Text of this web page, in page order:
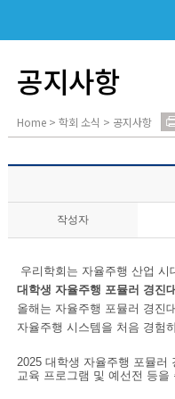
공지사항
Home > 학회 소식 > 공지사항
작성자
우리학회는 자율주행 산업
대학생 자율주행 포뮬러 경진
올해는 자율주행 포뮬러 경진
자율주행 시스템을 처음 경험
2025 대학생 자율주행 포뮬러
교육 프로그램 및 예선전 등